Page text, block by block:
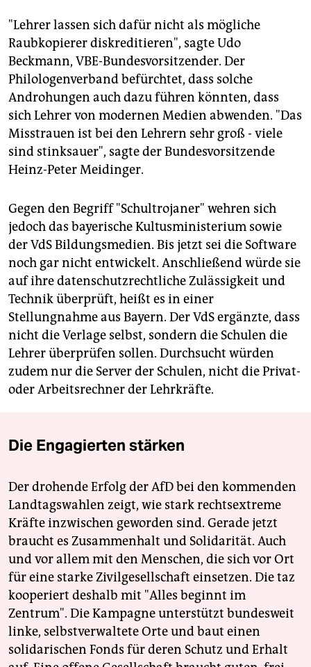
"Lehrer lassen sich dafür nicht als mögliche
Raubkopierer diskreditieren", sagte Udo
Beckmann, VBE-Bundesvorsitzender. Der
Philologenverband befürchtet, dass solche
Androhungen auch dazu führen könnten, dass
sich Lehrer von modernen Medien abwenden. "Das
Misstrauen ist bei den Lehrern sehr groß - viele
sind stinksauer", sagte der Bundesvorsitzende
Heinz-Peter Meidinger.
Gegen den Begriff "Schultrojaner" wehren sich
jedoch das bayerische Kultusministerium sowie
der VdS Bildungsmedien. Bis jetzt sei die Software
noch gar nicht entwickelt. Anschließend würde sie
auf ihre datenschutzrechtliche Zulässigkeit und
Technik überprüft, heißt es in einer
Stellungnahme aus Bayern. Der VdS ergänzte, dass
nicht die Verlage selbst, sondern die Schulen die
Lehrer überprüfen sollen. Durchsucht würden
zudem nur die Server der Schulen, nicht die Privat-
oder Arbeitsrechner der Lehrkräfte.
Die Engagierten stärken
Der drohende Erfolg der AfD bei den kommenden
Landtagswahlen zeigt, wie stark rechtsextreme
Kräfte inzwischen geworden sind. Gerade jetzt
braucht es Zusammenhalt und Solidarität. Auch
und vor allem mit den Menschen, die sich vor Ort
für eine starke Zivilgesellschaft einsetzen. Die taz
kooperiert deshalb mit "Alles beginnt im
Zentrum". Die Kampagne unterstützt bundesweit
linke, selbstverwaltete Orte und baut einen
solidarischen Fonds für deren Schutz und Erhalt